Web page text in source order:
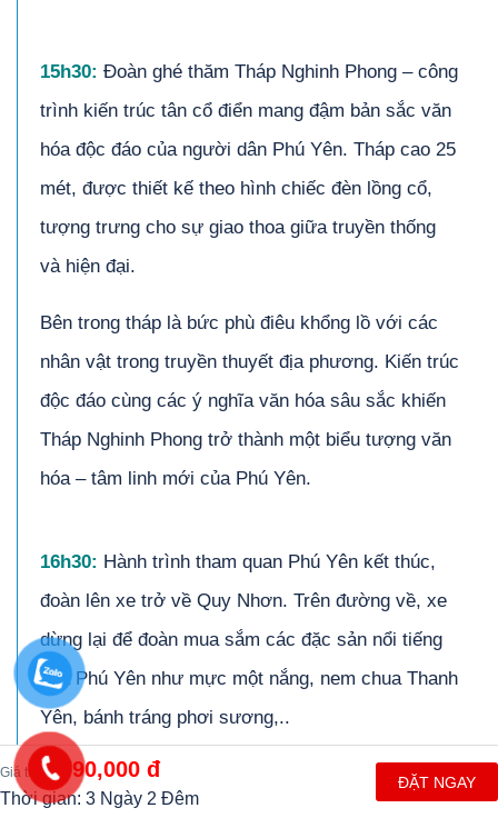
15h30: Đoàn ghé thăm Tháp Nghinh Phong – công
trình kiến trúc tân cổ điển mang đậm bản sắc văn
hóa độc đáo của người dân Phú Yên. Tháp cao 25
mét, được thiết kế theo hình chiếc đèn lồng cổ,
tượng trưng cho sự giao thoa giữa truyền thống
và hiện đại.
Bên trong tháp là bức phù điêu khổng lồ với các
nhân vật trong truyền thuyết địa phương. Kiến trúc
độc đáo cùng các ý nghĩa văn hóa sâu sắc khiến
Tháp Nghinh Phong trở thành một biểu tượng văn
hóa – tâm linh mới của Phú Yên.
16h30: Hành trình tham quan Phú Yên kết thúc,
đoàn lên xe trở về Quy Nhơn. Trên đường về, xe
dừng lại để đoàn mua sắm các đặc sản nổi tiếng
của Phú Yên như mực một nắng, nem chua Thanh
Yên, bánh tráng phơi sương,..
Đến Quy Nhơn, xe đưa đoàn về khách sạn nhận
phòng và nghỉ ngơi sau một ngày tham quan mệt
Giá từ 1,790,000 đ
Thời gian: 3 Ngày 2 Đêm
ĐẶT NGAY